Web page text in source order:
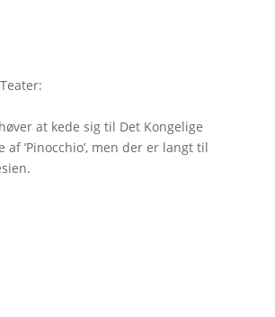
:
at kede sig til Det Kongelige
af ’Pinocchio’, men der er langt til